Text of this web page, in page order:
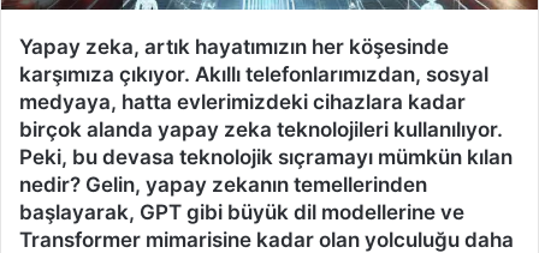
Yapay zeka, artık hayatımızın her köşesinde
karşımıza çıkıyor. Akıllı telefonlarımızdan, sosyal
medyaya, hatta evlerimizdeki cihazlara kadar
birçok alanda yapay zeka teknolojileri kullanılıyor.
Peki, bu devasa teknolojik sıçramayı mümkün kılan
nedir? Gelin, yapay zekanın temellerinden
başlayarak, GPT gibi büyük dil modellerine ve
Transformer mimarisine kadar olan yolculuğu daha